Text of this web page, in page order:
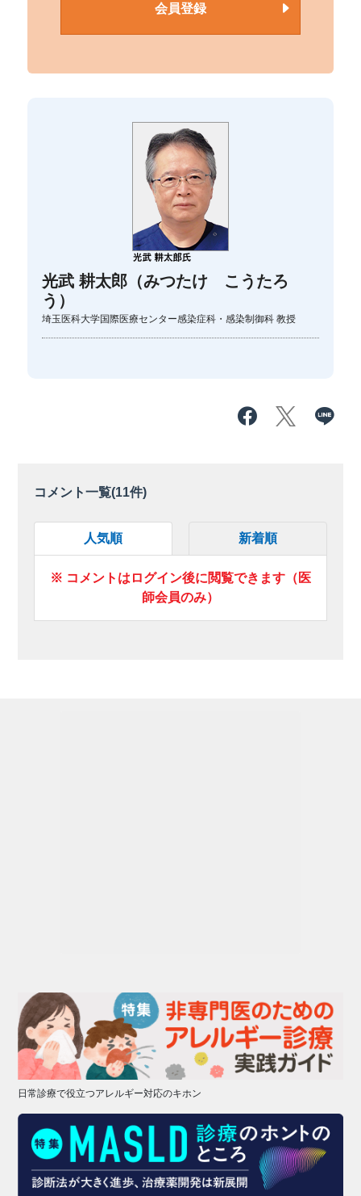
会員登録
光武 耕太郎（みつたけ こうたろ
う）
埼玉医科大学国際医療センター感染症科・感染制御科 教授
コメント一覧(11件)
人気順 新着順
※ コメントはログイン後に閲覧できます（医
師会員のみ）
日常診療で役立つアレルギー対応のキホン